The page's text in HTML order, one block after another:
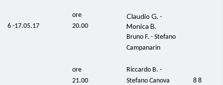
6 -17.05.17
ore
20.00
Claudio G. -
Monica B.
Bruno F. - Stefano
Campanarin
ore
21.00
Riccardo B. -
Stefano Canova
8 8